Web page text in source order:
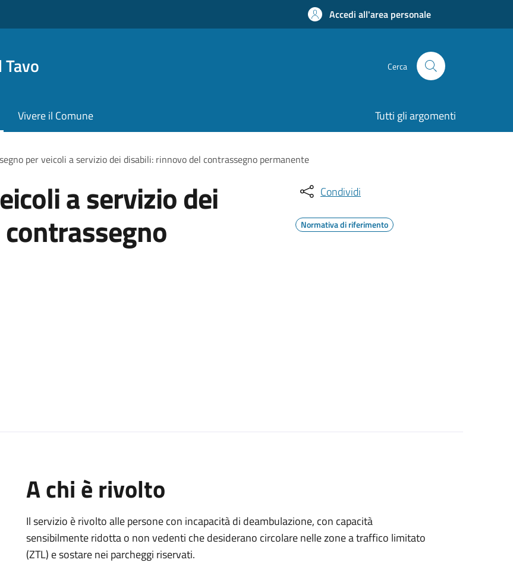
Accedi all'area personale
Cerca
Vivere il Comune Tutti gli argomenti
per veicoli a servizio dei disabili: rinnovo del contrassegno permanente
a servizio dei Condividi
Normativa di riferimento
A chi è rivolto
Il servizio è rivolto alle persone con incapacità di deambulazione, con capacità
sensibilmente ridotta o non vedenti che desiderano circolare nelle zone a traffico limitato
(ZTL) e sostare nei parcheggi riservati.